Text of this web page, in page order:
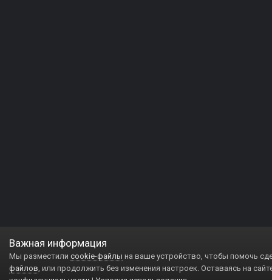
Важная информация
Мы разместили cookie-файлы на ваше устройство, чтобы помочь
файлов, или продолжить без изменения настроек. Оставаясь на